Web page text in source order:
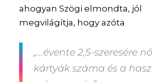
ahogyan Szögi elmondta, jól
megvilágítja, hogy azóta
„…évente 2,5-szeresére
kártyák száma és a